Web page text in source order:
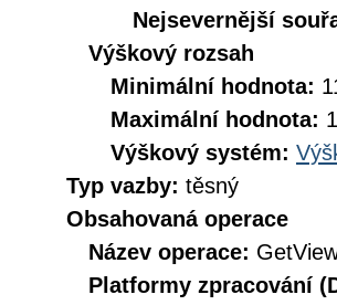
Nejsevernější
Výškový rozsah
Minimální hodnota:
Maximální hodnota:
Výškový systém:
Typ vazby: těsný
Obsahovaná operace
Název operace:
Platformy zpracování